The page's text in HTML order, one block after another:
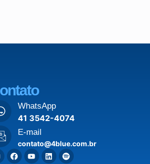
WhatsApp
41 3542-4074
E-mail
contato@4blue.com.br